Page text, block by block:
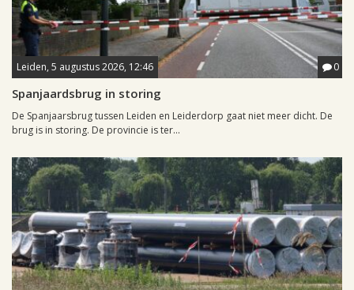
Leiden, 5 augustus 2026, 12:46 0
Spanjaardsbrug in storing
De Spanjaarsbrug tussen Leiden en Leiderdorp gaat niet meer dicht. De
brug is in storing. De provincie is ter...